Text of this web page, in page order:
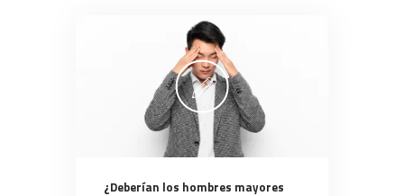
¿Deberían los hombres mayores